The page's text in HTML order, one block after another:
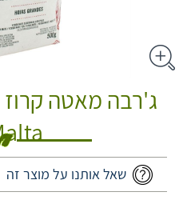
שאל אותנו על מוצר זה